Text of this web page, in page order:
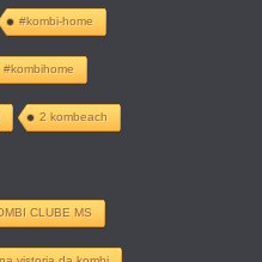
#kombi-home
#kombihome
2 kombeach
CLUBE MS